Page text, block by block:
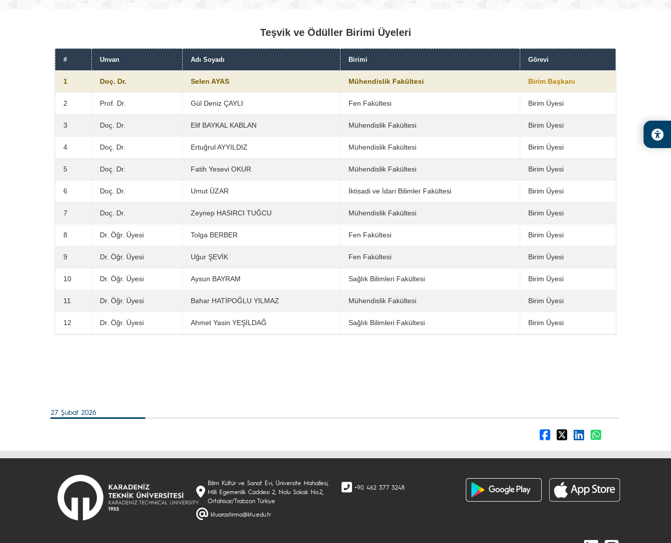
Teşvik ve Ödüller Birimi Üyeleri
# Unvan Adı Soyadı Birimi Görevi
1 Doç. Dr. Selen AYAS Mühendislik Fakültesi Birim Başkanı
2 Prof. Dr. Gül Deniz ÇAYLI Fen Fakültesi Birim Üyesi
3 Doç. Dr. Elif BAYKAL KABLAN Mühendislik Fakültesi Birim Üyesi
4 Doç. Dr. Ertuğrul AYYILDIZ Mühendislik Fakültesi Birim Üyesi
5 Doç. Dr. Fatih Yesevi OKUR Mühendislik Fakültesi Birim Üyesi
6 Doç. Dr. Umut ÜZAR İktisadi ve İdari Bilimler Fakültesi Birim Üyesi
7 Doç. Dr. Zeynep HASIRCI TUĞCU Mühendislik Fakültesi Birim Üyesi
8 Dr. Öğr. Üyesi Tolga BERBER Fen Fakültesi Birim Üyesi
9 Dr. Öğr. Üyesi Uğur ŞEVİK Fen Fakültesi Birim Üyesi
10 Dr. Öğr. Üyesi Aysun BAYRAM Sağlık Bilimleri Fakültesi Birim Üyesi
11 Dr. Öğr. Üyesi Bahar HATİPOĞLU YILMAZ Mühendislik Fakültesi Birim Üyesi
12 Dr. Öğr. Üyesi Ahmet Yasin YEŞİLDAĞ Sağlık Bilimleri Fakültesi Birim Üyesi
27 Şubat 2026
Bilim Kültür ve Sanat Evi, Üniversite Mahallesi,
Milli Egemenlik Caddesi 2, Nolu Sokak No.2,
Ortahisar/Trabzon Türkiye
ktuarastirma@ktu.edu.tr
+90 462 377 3248